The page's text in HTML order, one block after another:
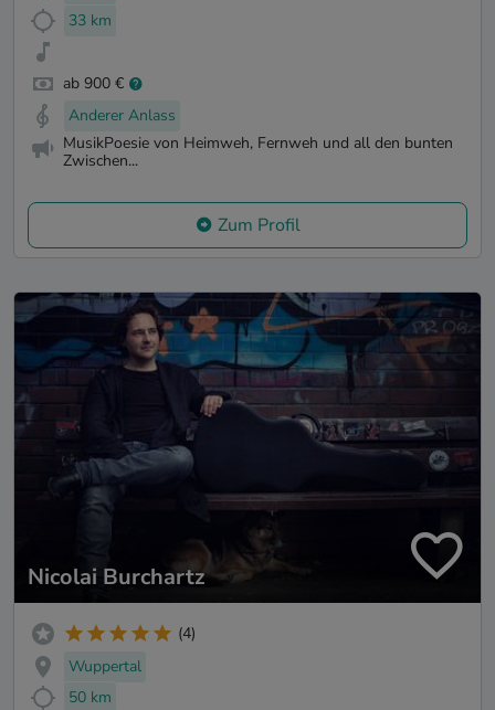
33 km
ab 900 €
Anderer Anlass
MusikPoesie von Heimweh, Fernweh und all den bunten
Zwischen...
Zum Profil
Nicolai Burchartz
(4)
Wuppertal
50 km